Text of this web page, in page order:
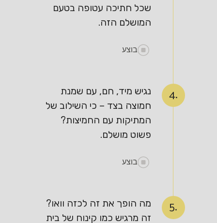
שכל חתיכה עטופה בטעם
המושלם הזה.
בוצע
4.
נגיש מיד, חם, עם שמנת
חמוצה בצד – כי השילוב של
המתיקות עם החמיצות?
פשוט מושלם.
בוצע
5.
מה הופך את זה לכזה וואו?
זה מרגיש כמו קינוח של בית